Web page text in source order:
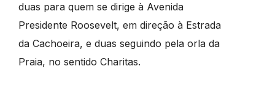
duas para quem se dirige à Avenida
Presidente Roosevelt, em direção à Estrada
da Cachoeira, e duas seguindo pela orla da
Praia, no sentido Charitas.